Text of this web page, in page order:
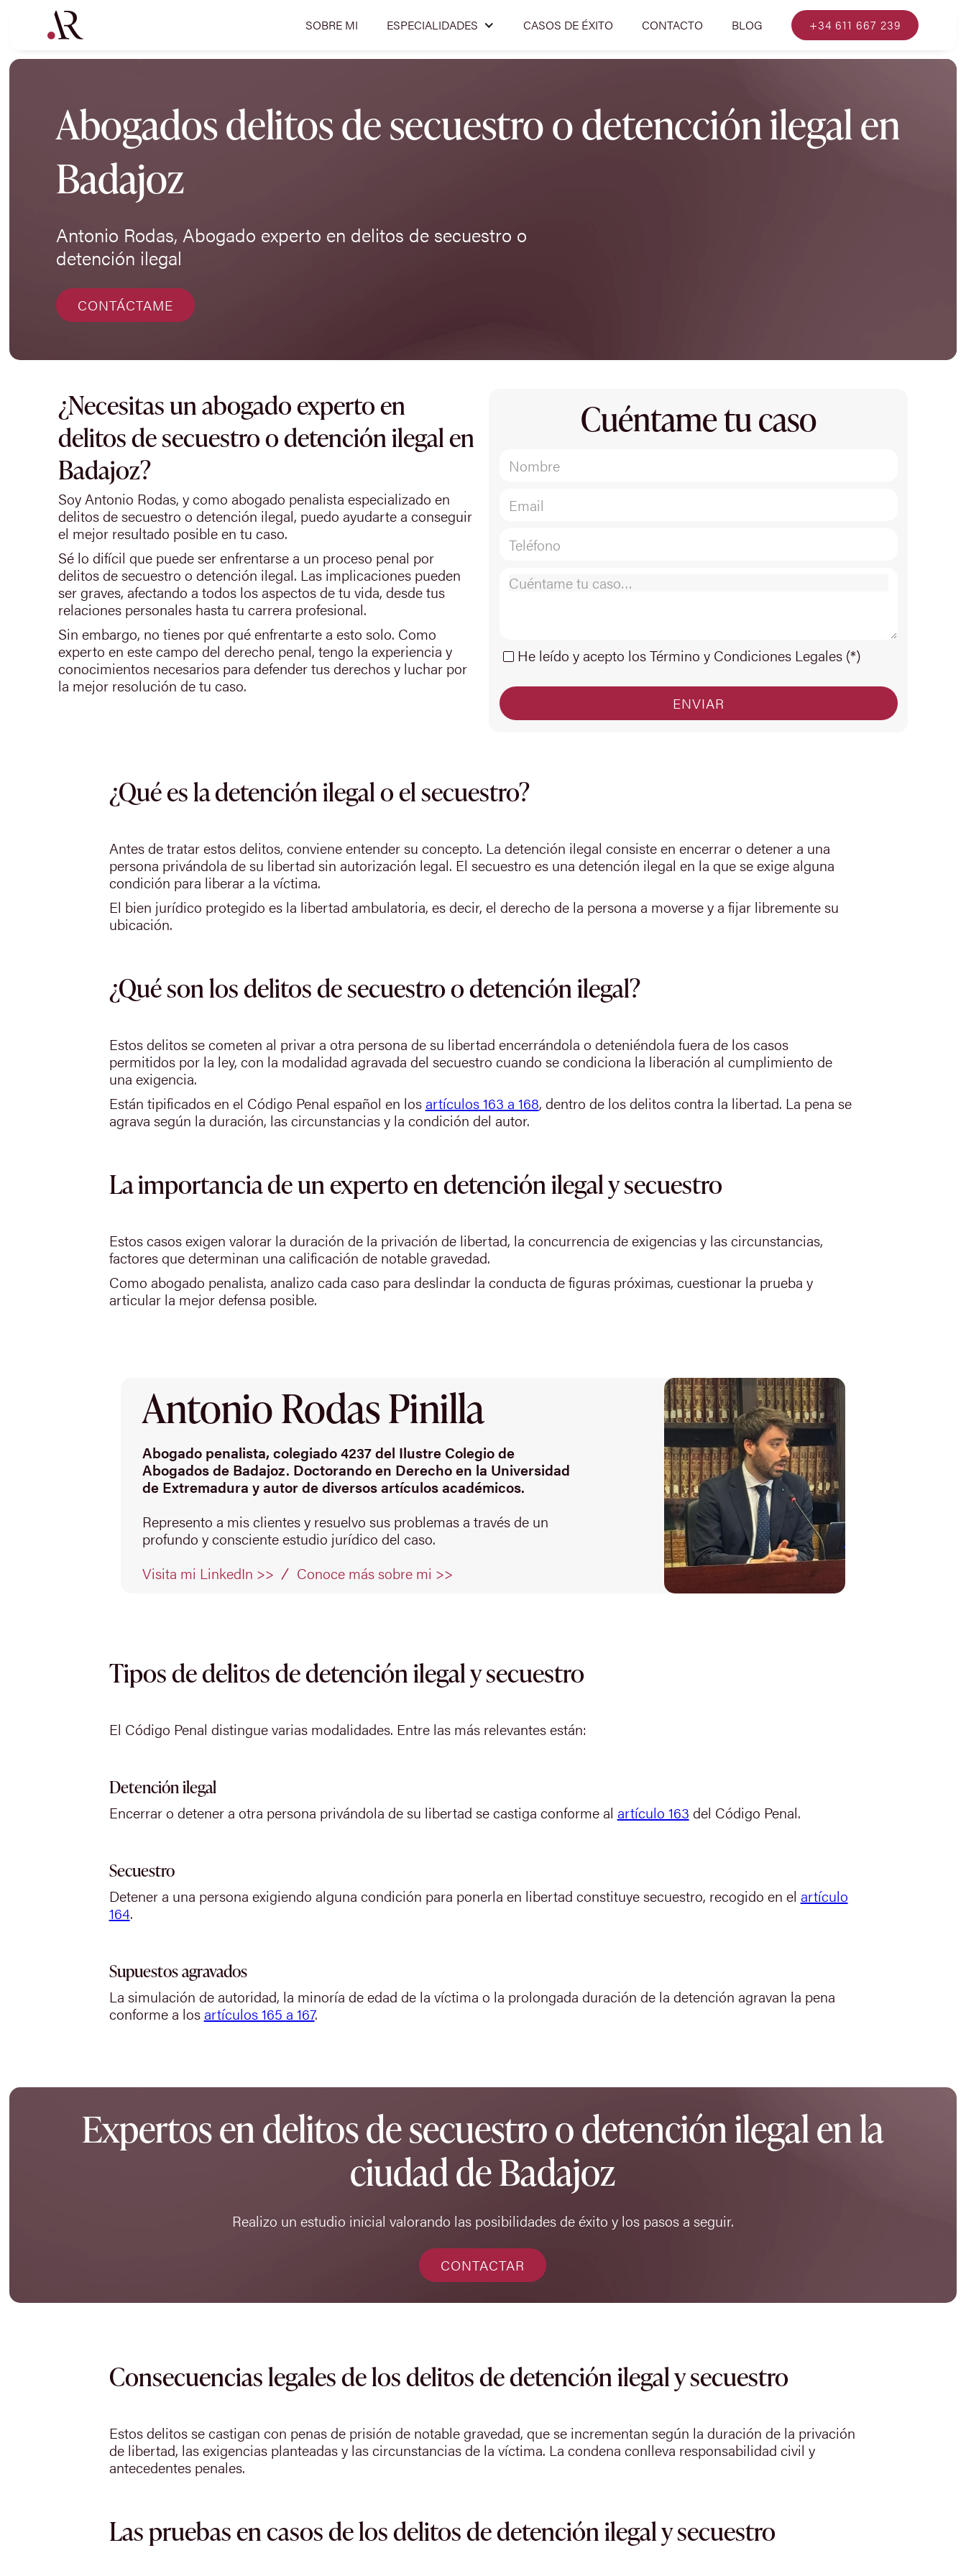
SOBRE MI ESPECIALIDADES CASOS DE ÉXITO CONTACTO BLOG +34 611 667 239
Abogados delitos de secuestro o detencción ilegal en
Badajoz
Antonio Rodas, Abogado experto en delitos de secuestro o
detención ilegal
CONTÁCTAME
¿Necesitas un abogado experto en
delitos de secuestro o detención ilegal en
Badajoz?
Soy Antonio Rodas, y como abogado penalista especializado en
delitos de secuestro o detención ilegal, puedo ayudarte a conseguir
el mejor resultado posible en tu caso.
Sé lo difícil que puede ser enfrentarse a un proceso penal por
delitos de secuestro o detención ilegal. Las implicaciones pueden
ser graves, afectando a todos los aspectos de tu vida, desde tus
relaciones personales hasta tu carrera profesional.
Sin embargo, no tienes por qué enfrentarte a esto solo. Como
experto en este campo del derecho penal, tengo la experiencia y
conocimientos necesarios para defender tus derechos y luchar por
la mejor resolución de tu caso.
Cuéntame tu caso
He leído y acepto los Término y Condiciones Legales (*)
¿Qué es la detención ilegal o el secuestro?
Antes de tratar estos delitos, conviene entender su concepto. La detención ilegal consiste en encerrar o detener a una
persona privándola de su libertad sin autorización legal. El secuestro es una detención ilegal en la que se exige alguna
condición para liberar a la víctima.
El bien jurídico protegido es la libertad ambulatoria, es decir, el derecho de la persona a moverse y a fijar libremente su
ubicación.
¿Qué son los delitos de secuestro o detención ilegal?
Estos delitos se cometen al privar a otra persona de su libertad encerrándola o deteniéndola fuera de los casos
permitidos por la ley, con la modalidad agravada del secuestro cuando se condiciona la liberación al cumplimiento de
una exigencia.
Están tipificados en el Código Penal español en los artículos 163 a 168, dentro de los delitos contra la libertad. La pena se
agrava según la duración, las circunstancias y la condición del autor.
La importancia de un experto en detención ilegal y secuestro
Estos casos exigen valorar la duración de la privación de libertad, la concurrencia de exigencias y las circunstancias,
factores que determinan una calificación de notable gravedad.
Como abogado penalista, analizo cada caso para deslindar la conducta de figuras próximas, cuestionar la prueba y
articular la mejor defensa posible.
Antonio Rodas Pinilla
Abogado penalista, colegiado 4237 del Ilustre Colegio de
Abogados de Badajoz. Doctorando en Derecho en la Universidad
de Extremadura y autor de diversos artículos académicos.
Represento a mis clientes y resuelvo sus problemas a través de un
profundo y consciente estudio jurídico del caso.
Visita mi LinkedIn >>
Conoce más sobre mi >>
Tipos de delitos de detención ilegal y secuestro
El Código Penal distingue varias modalidades. Entre las más relevantes están:
Detención ilegal
Encerrar o detener a otra persona privándola de su libertad se castiga conforme al artículo 163 del Código Penal.
Secuestro
Detener a una persona exigiendo alguna condición para ponerla en libertad constituye secuestro, recogido en el artículo
164.
Supuestos agravados
La simulación de autoridad, la minoría de edad de la víctima o la prolongada duración de la detención agravan la pena
conforme a los artículos 165 a 167.
Expertos en delitos de secuestro o detención ilegal en la
ciudad de Badajoz
Realizo un estudio inicial valorando las posibilidades de éxito y los pasos a seguir.
CONTACTAR
Consecuencias legales de los delitos de detención ilegal y secuestro
Estos delitos se castigan con penas de prisión de notable gravedad, que se incrementan según la duración de la privación
de libertad, las exigencias planteadas y las circunstancias de la víctima. La condena conlleva responsabilidad civil y
antecedentes penales.
Las pruebas en casos de los delitos de detención ilegal y secuestro